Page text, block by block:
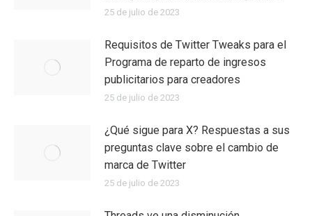
25 de julio de 2023
Requisitos de Twitter Tweaks para el
Programa de reparto de ingresos
publicitarios para creadores
25 de julio de 2023
¿Qué sigue para X? Respuestas a sus
preguntas clave sobre el cambio de
marca de Twitter
25 de julio de 2023